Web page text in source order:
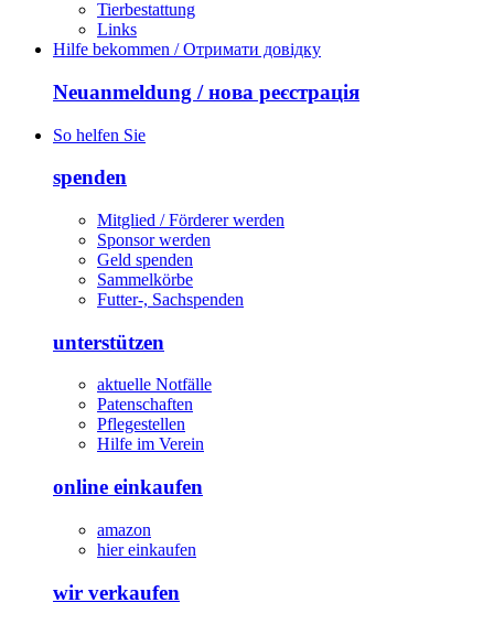
Tierbestattung
Links
Hilfe bekommen / Отримати довідку
Neuanmeldung / нова реєстрація
So helfen Sie
spenden
Mitglied / Förderer werden
Sponsor werden
Geld spenden
Sammelkörbe
Futter-, Sachspenden
unterstützen
aktuelle Notfälle
Patenschaften
Pflegestellen
Hilfe im Verein
online einkaufen
amazon
hier einkaufen
wir verkaufen